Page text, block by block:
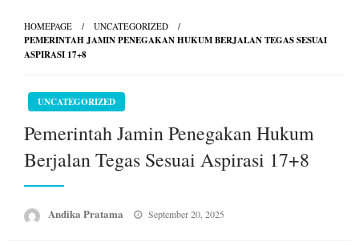
HOMEPAGE UNCATEGORIZED
PEMERINTAH JAMIN PENEGAKAN HUKUM BERJALAN TEGAS SESUAI
ASPIRASI 17+8
UNCATEGORIZED
Pemerintah Jamin Penegakan Hukum
Berjalan Tegas Sesuai Aspirasi 17+8
Andika Pratama
Posted
September 20, 2025